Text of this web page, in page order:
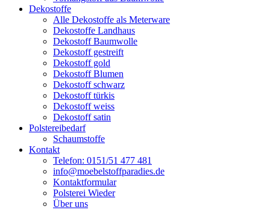
Dekostoffe
Alle Dekostoffe als Meterware
Dekostoffe Landhaus
Dekostoff Baumwolle
Dekostoff gestreift
Dekostoff gold
Dekostoff Blumen
Dekostoff schwarz
Dekostoff türkis
Dekostoff weiss
Dekostoff satin
Polstereibedarf
Schaumstoffe
Kontakt
Telefon: 0151/51 477 481
info@moebelstoffparadies.de
Kontaktformular
Polsterei Wieder
Über uns